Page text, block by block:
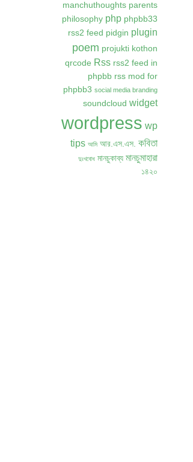
manchuthoughts parents
philosophy php phpbb33
rss2 feed pidgin plugin
poem projukti kothon
qrcode Rss rss2 feed in
phpbb rss mod for
phpbb3 social media branding
soundcloud widget
wordpress wp
tips আমি আর.এস.এস. কবিতা
দুঃখবোধ মানচুকাব্য মানচুমাহারা
১৪২০